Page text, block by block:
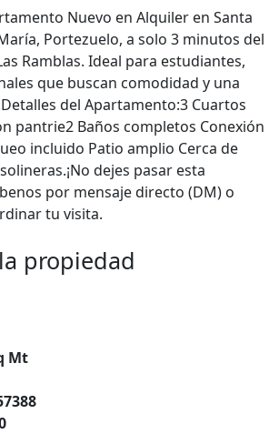
Nuevo en Alquiler en Santa
Portezuelo, a solo 3 minutos del
Ramblas. Ideal para estudiantes,
que buscan comodidad y una
del Apartamento:3 Cuartos
pantrie2 Baños completos Conexión
incluido Patio amplio Cerca de
dejes pasar esta
por mensaje directo (DM) o
tu visita.
propiedad
Mt